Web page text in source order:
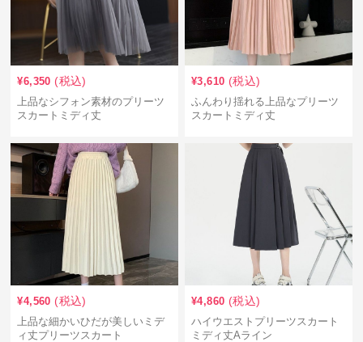
¥6,350 (税込)
上品なシフォン素材のプリーツ
スカートミディ丈
¥3,610 (税込)
ふんわり揺れる上品なプリーツ
スカートミディ丈
¥4,560 (税込)
上品な細かいひだが美しいミデ
ィ丈プリーツスカート
¥4,860 (税込)
ハイウエストプリーツスカート
ミディ丈Aライン